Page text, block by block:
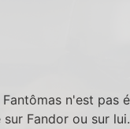
n'est pas
Fandor ou sur lui.